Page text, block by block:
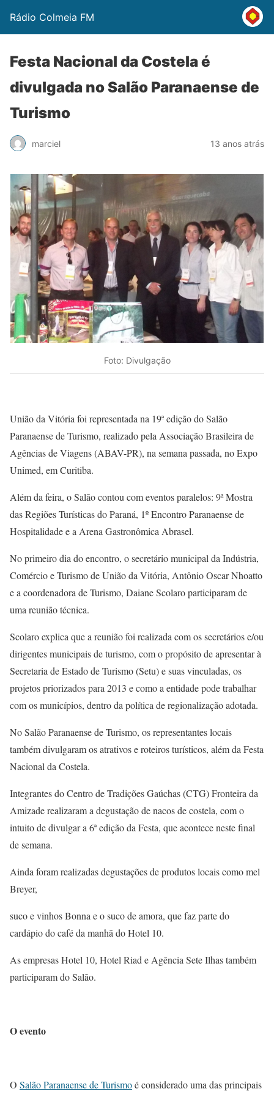
Rádio Colmeia FM
Festa Nacional da Costela é
divulgada no Salão Paranaense de
Turismo
marciel 13 anos atrás
Foto: Divulgação
União da Vitória foi representada na 19ª edição do Salão
Paranaense de Turismo, realizado pela Associação Brasileira de
Agências de Viagens (ABAV-PR), na semana passada, no Expo
Unimed, em Curitiba.
Além da feira, o Salão contou com eventos paralelos: 9ª Mostra
das Regiões Turísticas do Paraná, 1º Encontro Paranaense de
Hospitalidade e a Arena Gastronômica Abrasel.
No primeiro dia do encontro, o secretário municipal da Indústria,
Comércio e Turismo de União da Vitória, Antônio Oscar Nhoatto
e a coordenadora de Turismo, Daiane Scolaro participaram de
uma reunião técnica.
Scolaro explica que a reunião foi realizada com os secretários e/ou
dirigentes municipais de turismo, com o propósito de apresentar à
Secretaria de Estado de Turismo (Setu) e suas vinculadas, os
projetos priorizados para 2013 e como a entidade pode trabalhar
com os municípios, dentro da política de regionalização adotada.
No Salão Paranaense de Turismo, os representantes locais
também divulgaram os atrativos e roteiros turísticos, além da Festa
Nacional da Costela.
Integrantes do Centro de Tradições Gaúchas (CTG) Fronteira da
Amizade realizaram a degustação de nacos de costela, com o
intuito de divulgar a 6ª edição da Festa, que acontece neste final
de semana.
Ainda foram realizadas degustações de produtos locais como mel
Breyer,
suco e vinhos Bonna e o suco de amora, que faz parte do
cardápio do café da manhã do Hotel 10.
As empresas Hotel 10, Hotel Riad e Agência Sete Ilhas também
participaram do Salão.
O evento
O Salão Paranaense de Turismoé considerado uma das principais